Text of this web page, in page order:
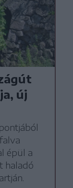
új
épül a
haladó